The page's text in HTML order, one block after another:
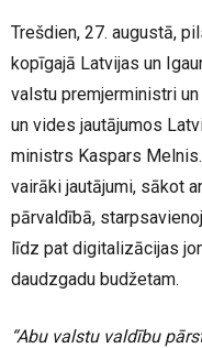
Trešdien, 27. augustā,
kopīgajā Latvijas un
valstu premjerministri
un vides jautājumos
ministrs Kaspars
vairāki jautājumi, sākot
pārvaldībā,
līdz pat digitalizācijas
daudzgadu budžetam.
“Abu valstu valdību